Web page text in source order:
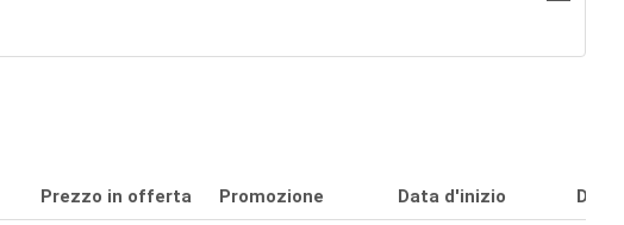
Prezzo in offerta Promozione Data d'inizio Data